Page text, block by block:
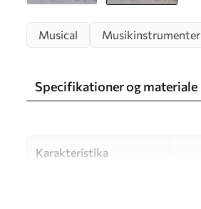
Musical Musikinstrumenter
Specifikationer og materiale
Karakteristika